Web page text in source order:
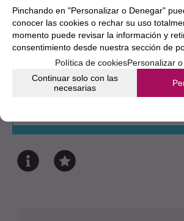
MARCA
YAMAHA
Aún no existen
Pinchando en "Personalizar o Denegar"
conocer las cookies o rechar su uso
momento puede revisar la información y
consentimiento desde nuestra sección de
Política de cookiesPersonalizar
Continuar solo con las
necesarias